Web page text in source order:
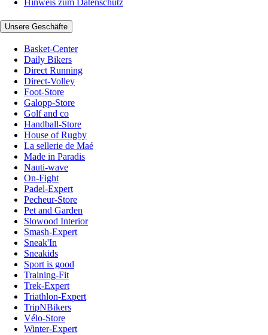
Unsere Geschäfte
Basket-Center
Daily Bikers
Direct Running
Direct-Volley
Foot-Store
Galopp-Store
Golf and co
Handball-Store
House of Rugby
La sellerie de Maé
Made in Paradis
Nauti-wave
On-Fight
Padel-Expert
Pecheur-Store
Pet and Garden
Slowood Interior
Smash-Expert
Sneak'In
Sneakids
Sport is good
Training-Fit
Trek-Expert
Triathlon-Expert
TripNBikers
Vélo-Store
Winter-Expert